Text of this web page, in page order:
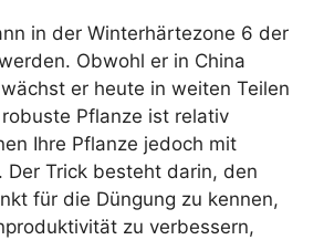
in der Winterhärtezone 6 der
Obwohl er in China
er heute in weiten Teilen
Pflanze ist relativ
Ihre Pflanze jedoch mit
Der Trick besteht darin, den
für die Düngung zu kennen,
zu verbessern,